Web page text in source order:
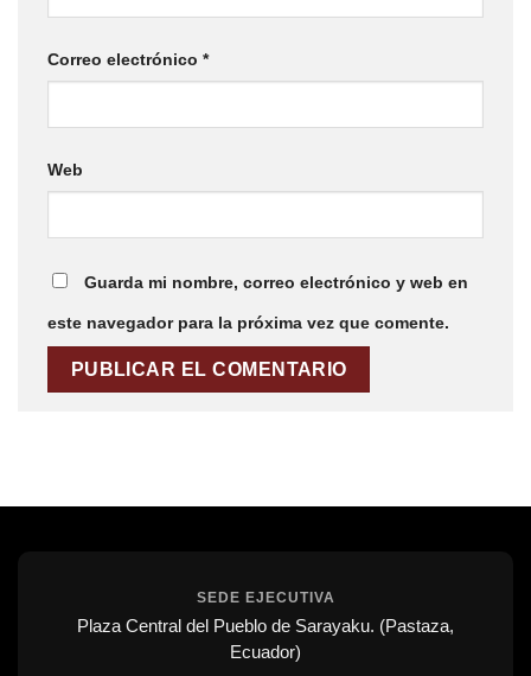
Correo electrónico *
Web
Guarda mi nombre, correo electrónico y web en
este navegador para la próxima vez que comente.
SEDE EJECUTIVA
Plaza Central del Pueblo de Sarayaku. (Pastaza,
Ecuador)